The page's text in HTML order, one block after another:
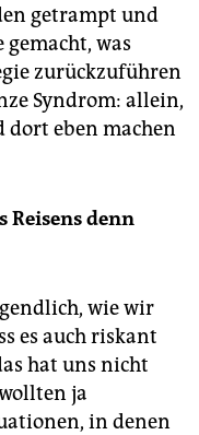
getrampt und
was
zurückzuführen
Syndrom: allein,
dort eben machen
Reisens denn
wie wir
es auch riskant
hat uns nicht
ja
in denen